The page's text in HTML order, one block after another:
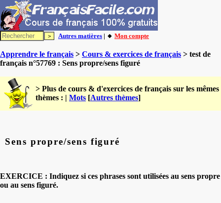
Autres matières | 🔸 Mon compte
Apprendre le français > Cours & exercices de français > test de
français n°57769 : Sens propre/sens figuré
> Plus de cours & d'exercices de français sur les mêmes
thèmes : | Mots [Autres thèmes]
Sens propre/sens figuré
EXERCICE : Indiquez si ces phrases sont utilisées au sens propre
ou au sens figuré.